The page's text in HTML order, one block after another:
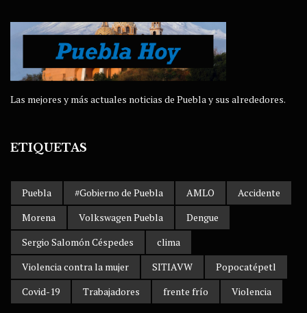
Las mejores y más actuales noticias de Puebla y sus alrededores.
ETIQUETAS
Puebla #Gobierno de Puebla AMLO
Accidente
Morena
Volkswagen Puebla
Dengue
Sergio Salomón Céspedes
clima
Violencia contra la mujer
SITIAVW
Popocatépetl
Covid-19
Trabajadores frente frío Violencia